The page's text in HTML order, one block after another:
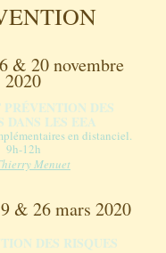
& 20 novembre
2020
PRÉVENTION DES
DANS LES EEA
en distanciel.
9h-12h
Menuet
& 26 mars 2020
DES RISQUES